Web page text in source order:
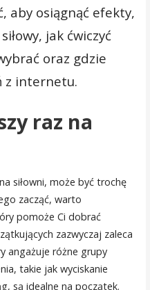
aby osiągnąć efekty,
jak ćwiczyć
oraz gdzie
z internetu.
raz na
siłowni, może być trochę
zacząć, warto
pomoże Ci dobrać
zazwyczaj zaleca
angażuje różne grupy
takie jak wyciskanie
są idealne na początek.